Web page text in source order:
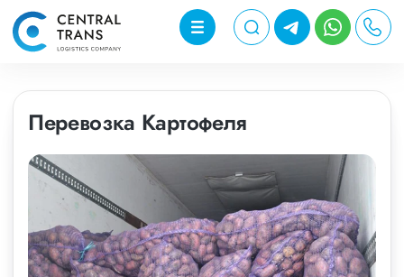
Перевозка Картофеля